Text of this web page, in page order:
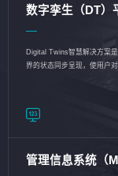
数字孪生（DT）
Digital Twins智慧解决方案
界的状态同步呈现，使用户
管理信息系统（